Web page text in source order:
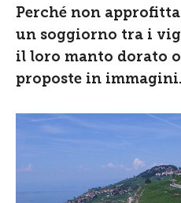
Perché non
un soggiorno tra i
il loro manto dorato o
proposte in immagini.